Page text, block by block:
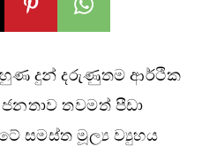
දුන් දරුණුතම ආර්ථික
තවමත් පීඩා
සමස්ත මූල්‍ය ව්‍යුහය